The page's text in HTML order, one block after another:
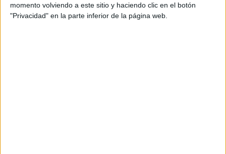
momento volviendo a este sitio y haciendo clic en el botón
"Privacidad" en la parte inferior de la página web.
Buscar